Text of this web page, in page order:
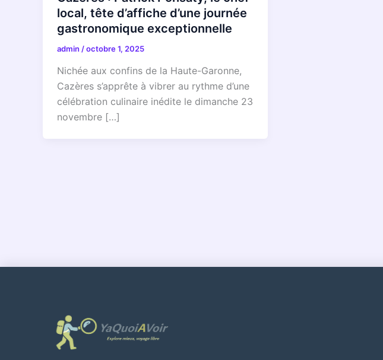
local, tête d’affiche d’une journée
gastronomique exceptionnelle
admin /octobre 1, 2025
Nichée aux confins de la Haute-Garonne,
Cazères s’apprête à vibrer au rythme d’une
célébration culinaire inédite le dimanche 23
novembre […]